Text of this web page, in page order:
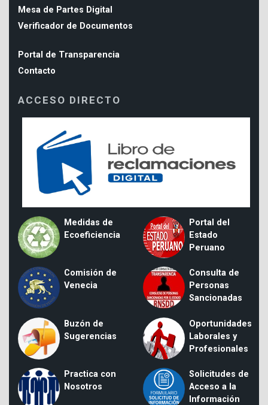
Mesa de Partes Digital
Verificador de Documentos
Portal de Transparencia
Contacto
ACCESO DIRECTO
Medidas de
Ecoeficiencia
Portal del
Estado
Peruano
Comisión de
Venecia
Consulta de
Personas
Sancionadas
Buzón de
Sugerencias
Oportunidades
Laborales y
Profesionales
Practica con
Nosotros
Solicitudes de
Acceso a la
Información